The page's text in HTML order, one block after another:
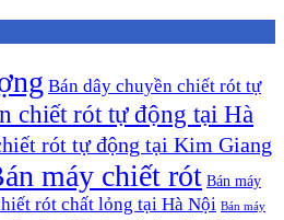
Bán dây chuyền chiết rót tự
chiết rót tự động tại Hà
rót tự động tại Kim Giang
máy chiết rót Bán máy
rót chất lỏng tại Hà Nội Bán máy